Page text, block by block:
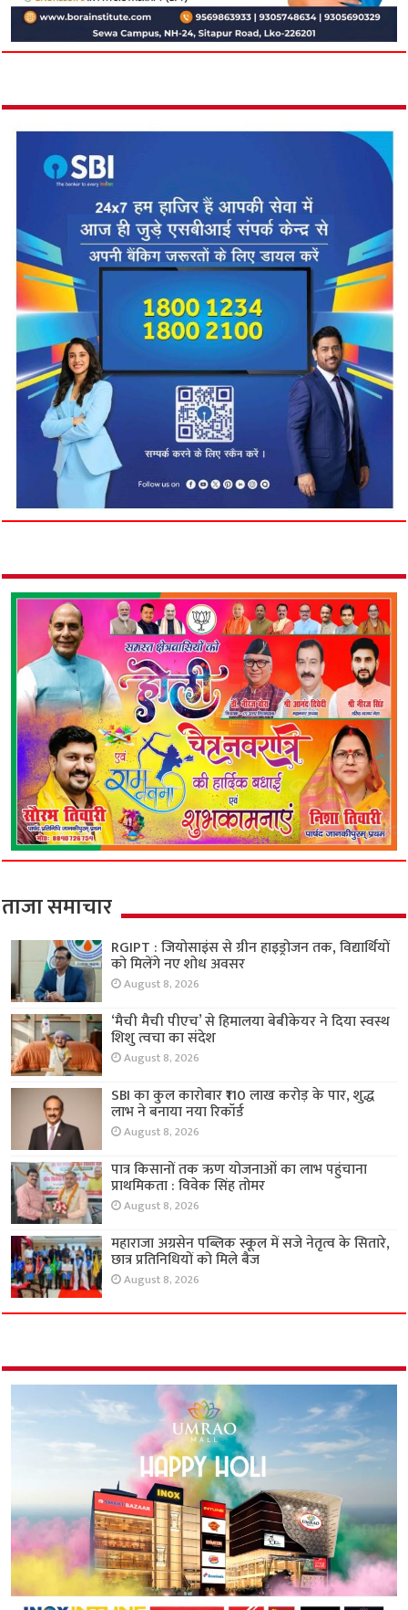
ताजा समाचार
RGIPT : जियोसाइंस से ग्रीन हाइड्रोजन तक, विद्यार्थियों
को मिलेंगे नए शोध अवसर
August 8, 2026
‘मैची मैची पीएच’ से हिमालया बेबीकेयर ने दिया स्वस्थ
शिशु त्वचा का संदेश
August 8, 2026
SBI का कुल कारोबार ₹110 लाख करोड़ के पार, शुद्ध
लाभ ने बनाया नया रिकॉर्ड
August 8, 2026
पात्र किसानों तक ऋण योजनाओं का लाभ पहुंचाना
प्राथमिकता : विवेक सिंह तोमर
August 8, 2026
महाराजा अग्रसेन पब्लिक स्कूल में सजे नेतृत्व के सितारे,
छात्र प्रतिनिधियों को मिले बैज
August 8, 2026